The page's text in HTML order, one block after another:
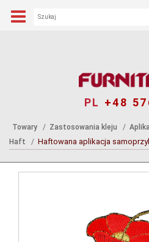
PL +48
Towary Zastosowania kleju
Haft
Haftowana aplikacja